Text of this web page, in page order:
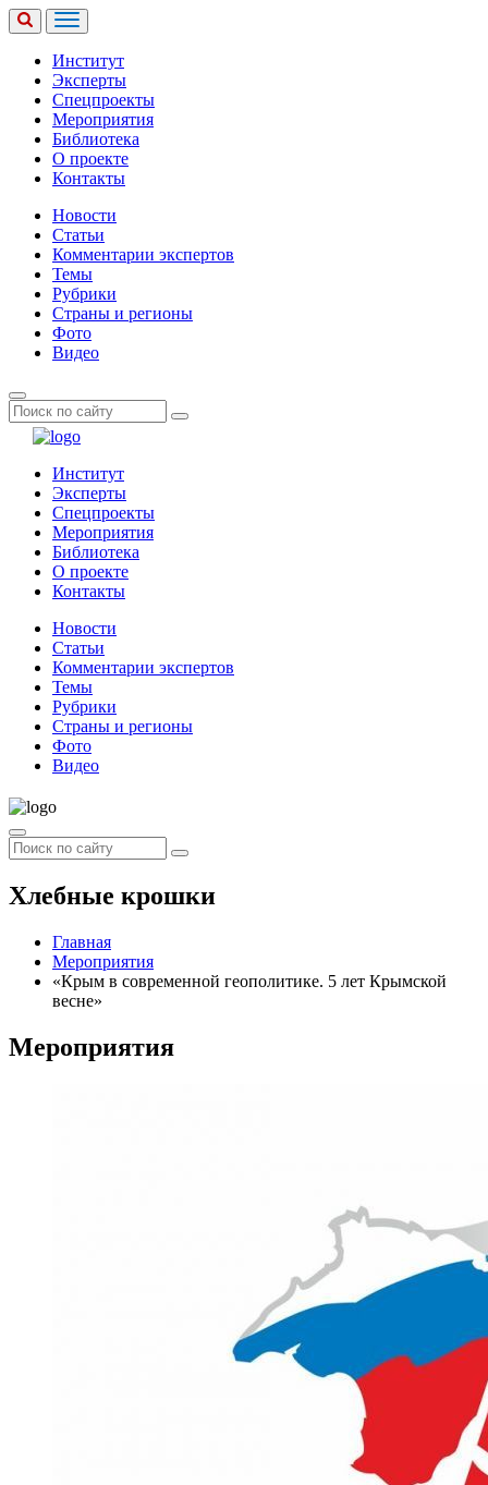
Институт
Эксперты
Спецпроекты
Мероприятия
Библиотека
О проекте
Контакты
Новости
Статьи
Комментарии экспертов
Темы
Рубрики
Страны и регионы
Фото
Видео
Институт
Эксперты
Спецпроекты
Мероприятия
Библиотека
О проекте
Контакты
Новости
Статьи
Комментарии экспертов
Темы
Рубрики
Страны и регионы
Фото
Видео
Хлебные крошки
Главная
Мероприятия
«Крым в современной геополитике. 5 лет Крымской
весне»
Мероприятия